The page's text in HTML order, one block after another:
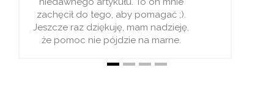
ochłonęłam z ulgą.
czekać aż mój ulubiony